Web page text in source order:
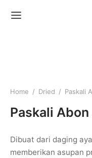
Home / Dried / Paskali
Paskali Abon
Dibuat dari daging
memberikan asupan